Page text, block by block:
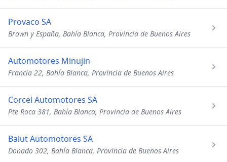
Provaco SA
Brown y España, Bahía Blanca, Provincia de Buenos Aires
Automotores Minujin
Francia 22, Bahía Blanca, Provincia de Buenos Aires
Corcel Automotores SA
Pte Roca 381, Bahía Blanca, Provincia de Buenos Aires
Balut Automotores SA
Donado 302, Bahía Blanca, Provincia de Buenos Aires